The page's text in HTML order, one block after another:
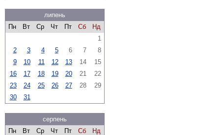
липень
Пн
Вт Ср Чт Пт Сб
Нд
1
2
3 4 5 6 7
8
9
10 11 12 13 14
15
16
17 18 19 20 21
22
23
24 25 26 27 28
29
30
31
серпень
Пн
Вт Ср Чт Пт Сб
Нд